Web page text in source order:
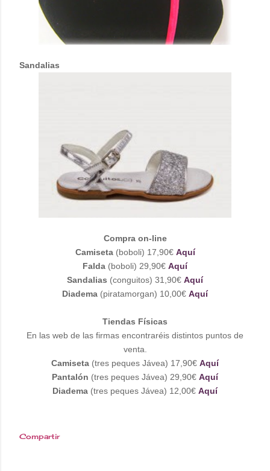
Sandalias
Compra on-line
Camiseta (boboli) 17,90€ Aquí
Falda (boboli) 29,90€ Aquí
Sandalias (conguitos) 31,90€ Aquí
Diadema (piratamorgan) 10,00€ Aquí
Tiendas Físicas
En las web de las firmas encontraréis distintos puntos de
venta.
Camiseta (tres peques Jávea) 17,90€ Aquí
Pantalón (tres peques Jávea) 29,90€ Aquí
Diadema (tres peques Jávea) 12,00€ Aquí
Compartir